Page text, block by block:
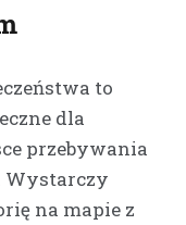
to
dla
przebywania
Wystarczy
na mapie z